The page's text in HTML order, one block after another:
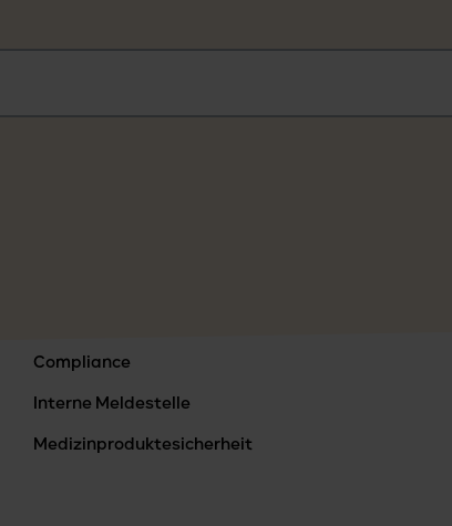
Compliance
Interne Meldestelle
Medizinproduktesicherheit